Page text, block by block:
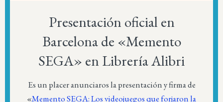
Presentación oficial en
Barcelona de «Memento
SEGA» en Librería Alibri
Es un placer anunciaros la presentación y firma de
«Memento SEGA: Los videojuegos que forjaron la